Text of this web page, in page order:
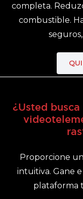
completa.
combustible.
¿Usted
Proporcione
intuitiva. Gane
plataforma